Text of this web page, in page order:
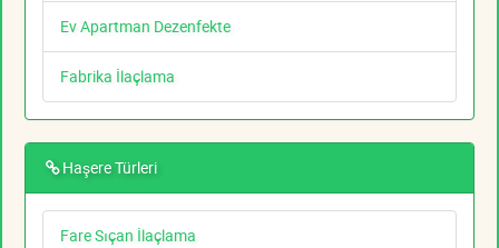
Ev Apartman Dezenfekte
Fabrika İlaçlama
Haşere Türleri
Fare Sıçan İlaçlama